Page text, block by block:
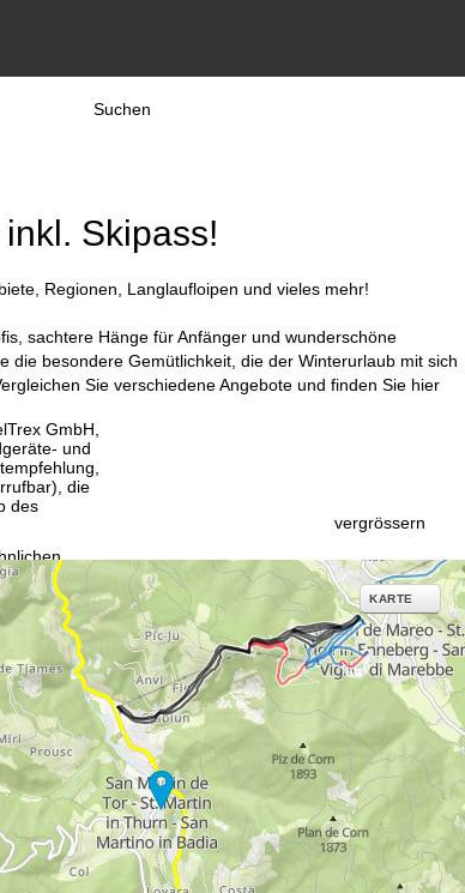
GmbH,
und
die
des
Dienste.
unserer
und
Suchen
Skipass!
Regionen, Langlaufloipen und vieles mehr!
sachtere Hänge für Anfänger und wunderschöne
besondere Gemütlichkeit, die der Winterurlaub mit sich
Sie verschiedene Angebote und finden Sie hier
vergrössern
KARTE